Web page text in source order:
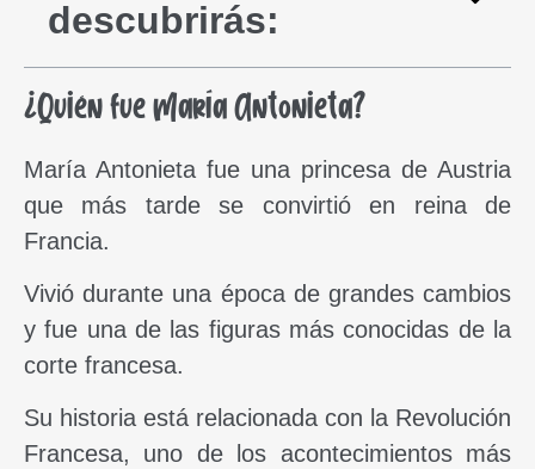
descubrirás:
¿Quién fue María Antonieta?
María Antonieta fue una princesa de Austria
que más tarde se convirtió en reina de
Francia.
Vivió durante una época de grandes cambios
y fue una de las figuras más conocidas de la
corte francesa.
Su historia está relacionada con la Revolución
Francesa, uno de los acontecimientos más